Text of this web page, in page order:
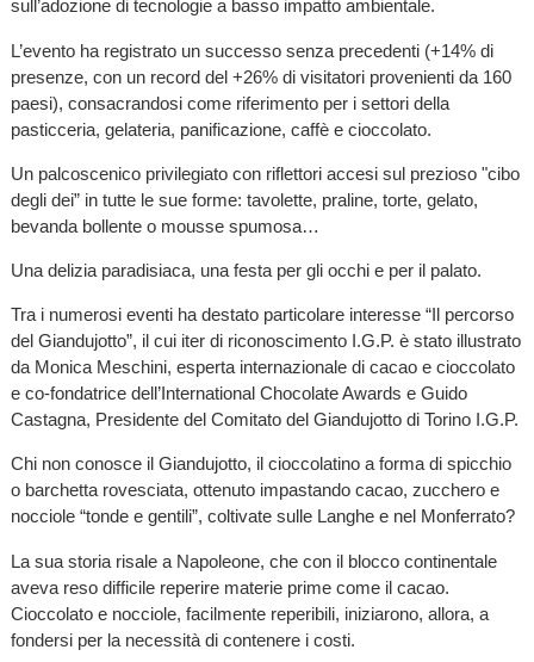
sull’adozione di tecnologie a basso impatto ambientale.
L’evento ha registrato un successo senza precedenti (+14% di
presenze, con un record del +26% di visitatori provenienti da 160
paesi), consacrandosi come riferimento per i settori della
pasticceria, gelateria, panificazione, caffè e cioccolato.
Un palcoscenico privilegiato con riflettori accesi sul prezioso "cibo
degli dei” in tutte le sue forme: tavolette, praline, torte, gelato,
bevanda bollente o mousse spumosa…
Una delizia paradisiaca, una festa per gli occhi e per il palato.
Tra i numerosi eventi ha destato particolare interesse “Il percorso
del Giandujotto”, il cui iter di riconoscimento I.G.P. è stato illustrato
da Monica Meschini, esperta internazionale di cacao e cioccolato
e co-fondatrice dell’International Chocolate Awards e Guido
Castagna, Presidente del Comitato del Giandujotto di Torino I.G.P.
Chi non conosce il Giandujotto, il cioccolatino a forma di spicchio
o barchetta rovesciata, ottenuto impastando cacao, zucchero e
nocciole “tonde e gentili”, coltivate sulle Langhe e nel Monferrato?
La sua storia risale a Napoleone, che con il blocco continentale
aveva reso difficile reperire materie prime come il cacao.
Cioccolato e nocciole, facilmente reperibili, iniziarono, allora, a
fondersi per la necessità di contenere i costi.